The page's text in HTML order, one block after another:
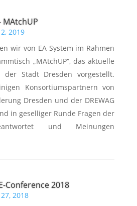
MAtchUP
2019
wir von EA System im Rahmen
„MAtchUP“, das aktuelle
der Stadt Dresden vorgestellt.
Konsortiumspartnern von
Dresden und der DREWAG
in geselliger Runde Fragen der
und Meinungen
Conference 2018
2018